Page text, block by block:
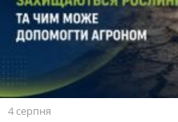
4 серпня